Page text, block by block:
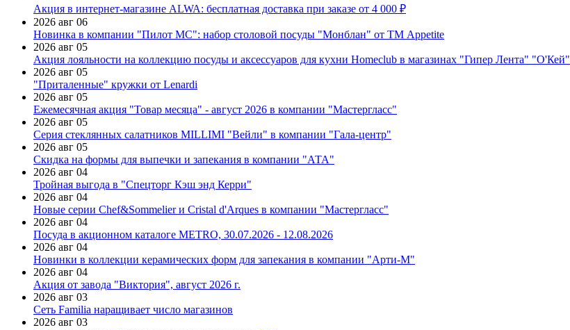
Акция в интернет-магазине ALWA: бесплатная доставка при заказе от 4 000 ₽
2026 авг 06
Новинка в компании "Пилот МС": набор столовой посуды "Монблан" от ТМ Appetite
2026 авг 05
Акция лояльности на коллекцию посуды и аксессуаров для кухни Homeclub в магазинах "Гипер Лента" "О'Кей"
2026 авг 05
"Приталенные" кружки от Lenardi
2026 авг 05
Ежемесячная акция "Товар месяца" - август 2026 в компании "Мастергласс"
2026 авг 05
Серия стеклянных салатников MILLIMI "Вейли" в компании "Гала-центр"
2026 авг 05
Скидка на формы для выпечки и запекания в компании "АТА"
2026 авг 04
Тройная выгода в "Спецторг Кэш энд Керри"
2026 авг 04
Новые серии Chef&Sommelier и Cristal d'Arques в компании "Мастергласс"
2026 авг 04
Посуда в акционном каталоге METRO, 30.07.2026 - 12.08.2026
2026 авг 04
Новинки в коллекции керамических форм для запекания в компании "Арти-М"
2026 авг 04
Акция от завода "Виктория", август 2026 г.
2026 авг 03
Сеть Familia наращивает число магазинов
2026 авг 03